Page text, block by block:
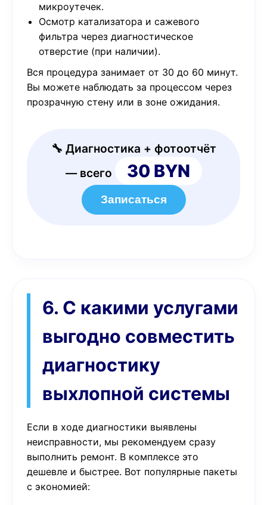
микроутечек.
Осмотр катализатора и сажевого
фильтра через диагностическое
отверстие (при наличии).
Вся процедура занимает от 30 до 60 минут.
Вы можете наблюдать за процессом через
прозрачную стену или в зоне ожидания.
🔧 Диагностика + фотоотчёт
— всего
30 BYN
Записаться
6. С какими услугами
выгодно совместить
диагностику
выхлопной системы
Если в ходе диагностики выявлены
неисправности, мы рекомендуем сразу
выполнить ремонт. В комплексе это
дешевле и быстрее. Вот популярные пакеты
с экономией: